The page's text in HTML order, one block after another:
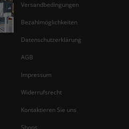
Versandbedingungen
Bezahlmöglichkeiten
Datenschutzerklärung
AGB
Impressum
Widerrufsrecht
Kontaktieren Sie uns
Shops